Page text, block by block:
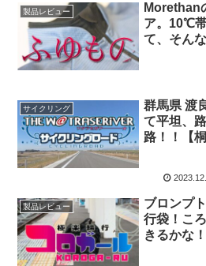
製品レビュー
Morethan
ア。10℃
て、そん
サイクリング
群馬県 渡
て平坦、
路！！【
製品レビュー
ブロンプ
行袋！こ
きるかな